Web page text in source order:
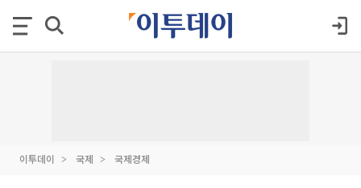
이투데이 국제 국제경제